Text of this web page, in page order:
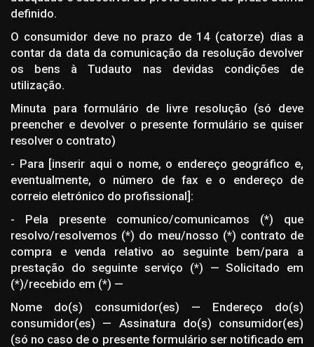
definido.
O consumidor deve no prazo de 14 (catorze) dias a
contar da data da comunicação da resolução devolver
os bens à Tudauto nas devidas condições de
utilização.
Minuta para formulário de livre resolução (só deve
preencher e devolver o presente formulário se quiser
resolver o contrato)
- Para [inserir aqui o nome, o endereço geográfico e,
eventualmente, o número de fax e o endereço de
correio eletrónico do profissional]:
- Pela presente comunico/comunicamos (*) que
resolvo/resolvemos (*) do meu/nosso (*) contrato de
compra e venda relativo ao seguinte bem/para a
prestação do seguinte serviço (*) — Solicitado em
(*)/recebido em (*) —
Nome do(s) consumidor(es) — Endereço do(s)
consumidor(es) — Assinatura do(s) consumidor(es)
(só no caso de o presente formulário ser notificado em